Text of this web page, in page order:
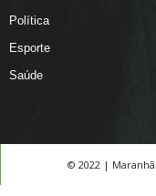
Política
Esporte
Saúde
© 2022 |